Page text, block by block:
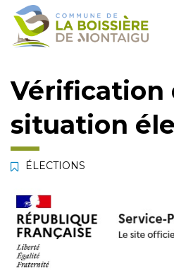
Gestion des traceurs
Aller
Aller
contenu
Aller
pied
Vérification
situation
ÉLECTIONS